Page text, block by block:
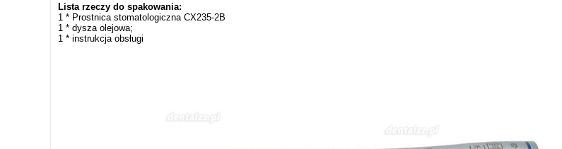
Lista rzeczy do spakowania:
1 * Prostnica stomatologiczna CX235-2B
1 * dysza olejowa;
1 * instrukcja obsługi